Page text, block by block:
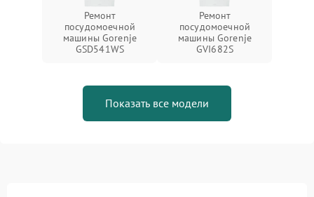
Ремонт
посудомоечной
машины Gorenje
GSD541WS
Ремонт
посудомоечной
машины Gorenje
GVI682S
Показать все модели